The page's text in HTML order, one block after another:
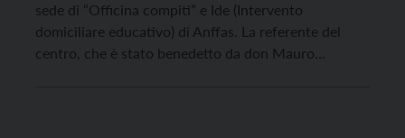
sede di “Officina compiti” e Ide (Intervento
domiciliare educativo) di Anffas. La referente del
centro, che è stato benedetto da don Mauro